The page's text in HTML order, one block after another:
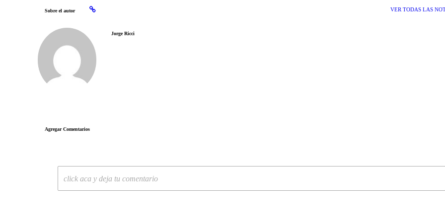
Sobre el autor VER TODAS LAS
Jorge Ricci
Agregar Comentarios
click aca y deja tu comentario